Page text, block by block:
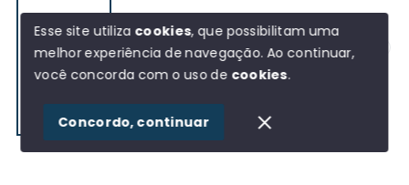
Reels
© Copyright 2026 - 360SI - 360 Serviços Imobiliários -
SITE PARA IMOBILIARIA
Olá! Estamos disponíveis para te ajudar.
Esse site utiliza cookies, que possibilitam uma
melhor experiência de navegação.Ao continuar,
você concorda com o uso de cookies.
Concordo, continuar